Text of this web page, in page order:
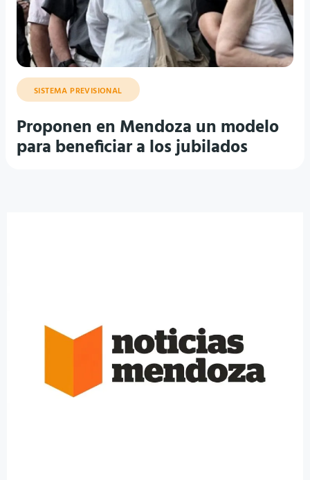
SISTEMA PREVISIONAL
Proponen en Mendoza un modelo
para beneficiar a los jubilados